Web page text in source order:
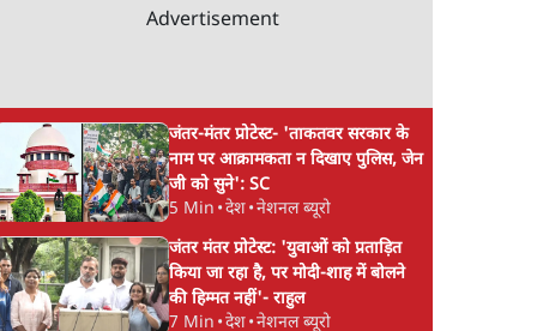
Advertisement
जंतर-मंतर प्रोटेस्ट- 'ताकतवर सरकार के
नाम पर आक्रामकता न दिखाए पुलिस, जेन
जी को सुने': SC
5 Min •देश•नेशनल ब्यूरो
जंतर मंतर प्रोटेस्ट: 'युवाओं को प्रताड़ित
किया जा रहा है, पर मोदी-शाह में बोलने
की हिम्मत नहीं'- राहुल
7 Min •देश•नेशनल ब्यूरो